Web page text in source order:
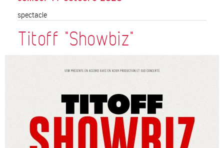
spectacle
Titoff "Showbiz"